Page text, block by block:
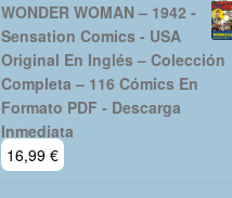
WONDER WOMAN – 1942 -
Sensation Comics - USA
Original En Inglés – Colección
Completa – 116 Cómics En
Formato PDF - Descarga
Inmediata
16,99 €